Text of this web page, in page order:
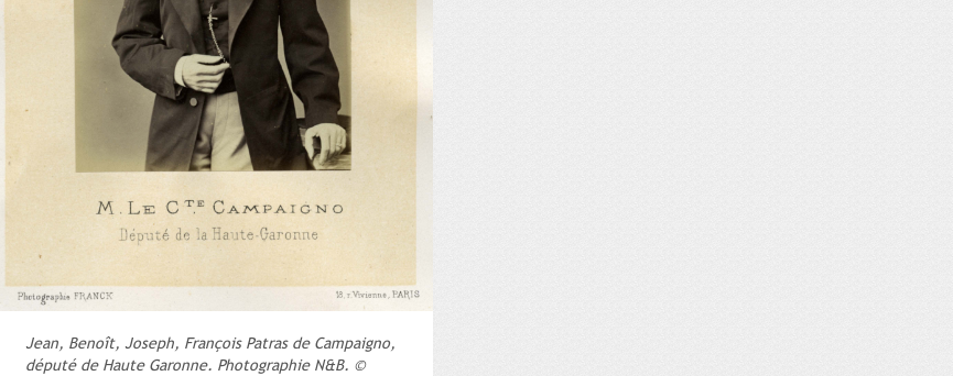
Jean, Benoît, Joseph, François Patras de Campaigno,
député de Haute Garonne. Photographie N&B. ©